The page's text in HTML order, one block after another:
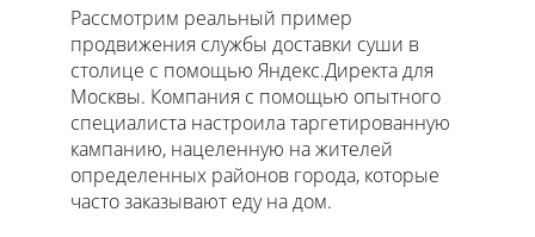
Рассмотрим реальный пример
продвижения службы доставки суши в
столице с помощью Яндекс.Директа для
Москвы. Компания с помощью опытного
специалиста настроила таргетированную
кампанию, нацеленную на жителей
определенных районов города, которые
часто заказывают еду на дом.